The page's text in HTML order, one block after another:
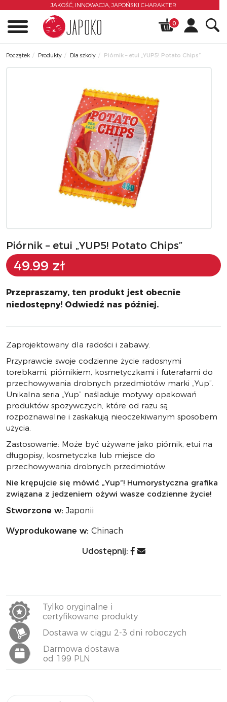
JAKOŚĆ, INNOWACJA, JAPOŃSKI CHARAKTER
0
Początek Produkty Dla szkoły Piórnik – etui „YUP5! Potato Chips”
Piórnik – etui „YUP5! Potato Chips”
49.99 zł
Przepraszamy, ten produkt jest obecnie
niedostępny! Odwiedź nas później.
Zaprojektowany dla radości i zabawy.
Przyprawcie swoje codzienne życie radosnymi
torebkami, piórnikiem, kosmetyczkami i futerałami do
przechowywania drobnych przedmiotów marki „Yup”.
Unikalna seria „Yup” naśladuje motywy opakowań
produktów spożywczych, które od razu są
rozpoznawalne i zaskakują nieoczekiwanym sposobem
użycia.
Zastosowanie: Może być używane jako piórnik, etui na
długopisy, kosmetyczka lub miejsce do
przechowywania drobnych przedmiotów.
Nie krępujcie się mówić „Yup”! Humorystyczna grafika
związana z jedzeniem ożywi wasze codzienne życie!
Stworzone w: Japonii
Wyprodukowane w: Chinach
Udostępnij:
Tylko oryginalne i
certyfikowane produkty
Dostawa w ciągu 2-3 dni roboczych
Darmowa dostawa
od 199 PLN